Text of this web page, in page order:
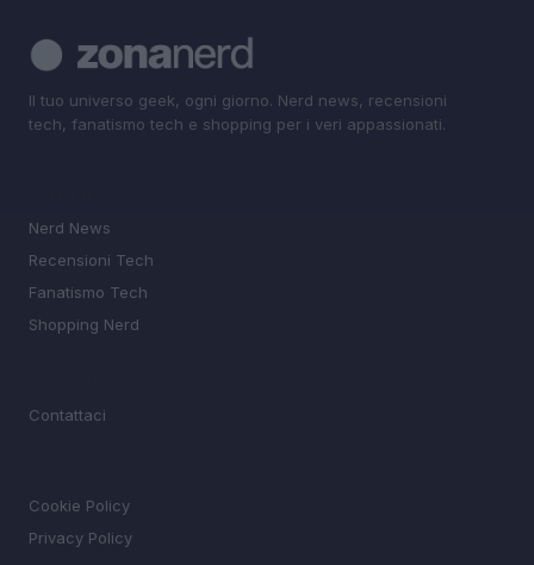
Il tuo universo geek, ogni giorno. Nerd news, recensioni
tech, fanatismo tech e shopping per i veri appassionati.
Nerd News
Recensioni Tech
Fanatismo Tech
Shopping Nerd
Contattaci
Cookie Policy
Privacy Policy